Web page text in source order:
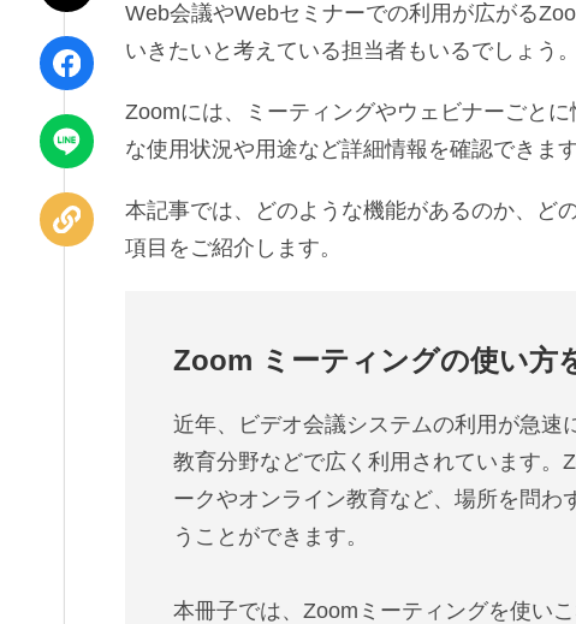
シェア
LINEで
送る
URLを
コピー
Web会議やWebセミナーでの利用が広がる
いきたいと考えている担当者もいるでしょう。
Zoomには、ミーティングやウェビナーごと
な使用状況や用途など詳細情報を確認できます
本記事では、どのような機能があるのか、ど
項目をご紹介します。
Zoom ミーティングの使い方
近年、ビデオ会議システムの利用が急速
教育分野などで広く利用されています。
ークやオンライン教育など、場所を問
うことができます。
本冊子では、Zoomミーティングを使い